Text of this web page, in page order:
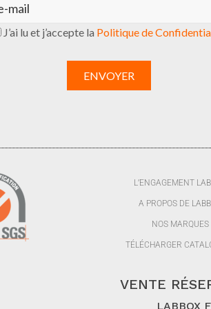
J’ai lu et j’accepte la Politique de
L’ENGAGEMENT
A PROPOS DE
NOS MARQUES
TÉLÉCHARGER
VENTE
LABBOX